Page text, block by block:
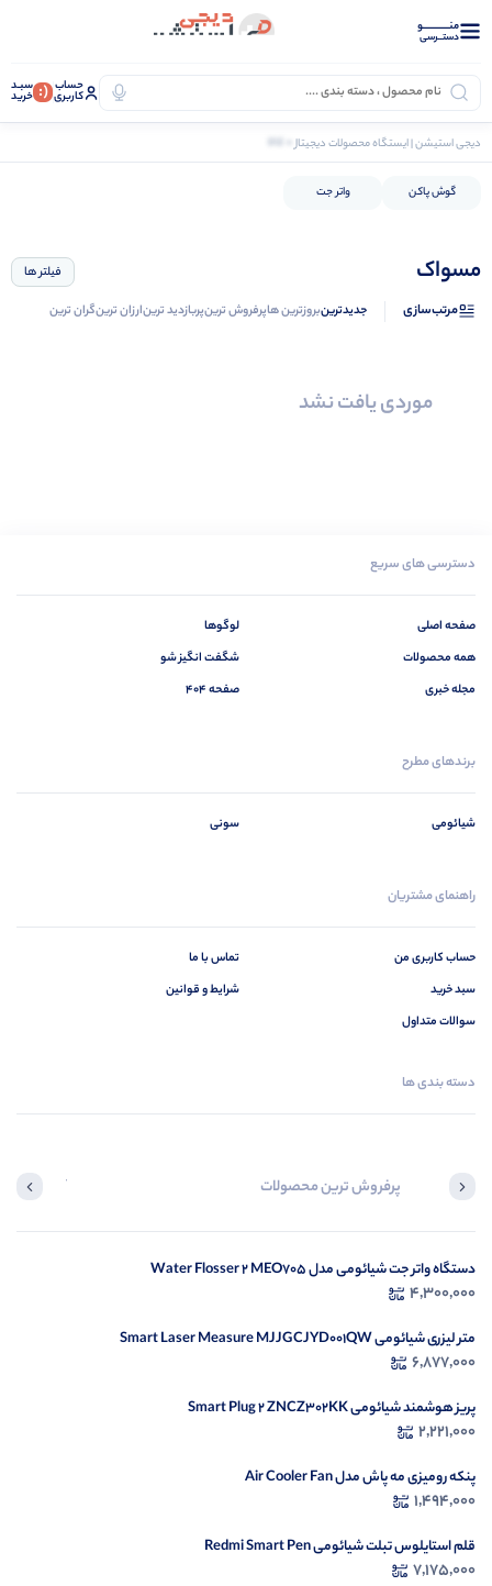
منــــــــــــو
دستــرسی
حساب
کاربری (: سبـد
خرید
دیجی استیشن | ایستگاه محصولات دیجیتال
گوش پاکن واتر جت
مسواک فیلتر ها
مرتب‌سازی جدیدترینبروزترین هاپرفروش ترینپربازدید ترینارزان ترینگران ترین
موردی یافت نشد
دسترسی های سریع
صفحه اصلی
همه محصولات
مجله خبری
لوگوها
شگفت انگیز شو
صفحه 404
برندهای مطرح
شیائومی سونی
راهنمای مشتریان
حساب کاربری من
سبد خرید
سوالات متداول
تماس با ما
شرایط و قوانین
دسته بندی ها
پرفروش ترین محصولات آخرین
دستگاه واتر جت شیائومی مدل Water Flosser 2 MEO705
4,300,000
متر لیزری شیائومی Smart Laser Measure MJJGCJYD001QW
6,877,000
پریز هوشمند شیائومی Smart Plug 2 ZNCZ302KK
2,221,000
پنکه رومیزی مه پاش مدل Air Cooler Fan
1,494,000
قلم استایلوس تبلت شیائومی Redmi Smart Pen
7,175,000